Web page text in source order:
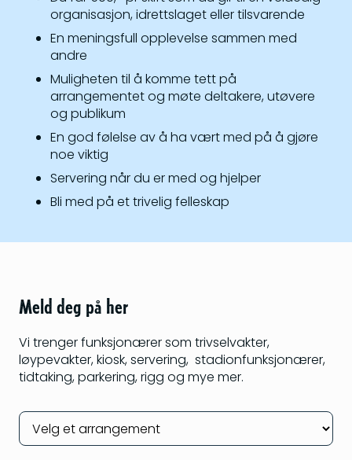
organisasjon, idrettslaget eller tilsvarende
En meningsfull opplevelse sammen med
andre
Muligheten til å komme tett på
arrangementet og møte deltakere, utøvere
og publikum
En god følelse av å ha vært med på å gjøre
noe viktig
Servering når du er med og hjelper
Bli med på et trivelig felleskap
Meld deg på her
Vi trenger funksjonærer som trivselvakter,
løypevakter, kiosk, servering, stadionfunksjonærer,
tidtaking, parkering, rigg og mye mer.